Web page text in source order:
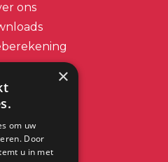
ons
78 98 80
×
om uw
Door
u in met